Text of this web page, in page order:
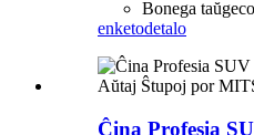
Bonega
enketodetalo
Ĉina Profesia